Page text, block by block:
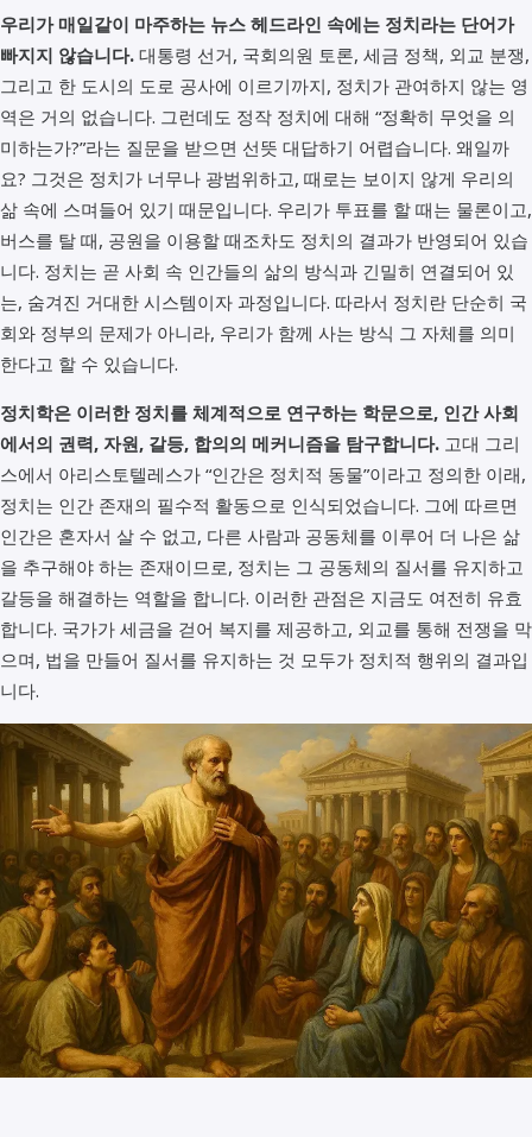
용어공부
우리가 매일같이 마주하는 뉴스 헤드라인 속에는 정치라는 단어가
빠지지 않습니다. 대통령 선거, 국회의원 토론, 세금 정책, 외교 분쟁,
그리고 한 도시의 도로 공사에 이르기까지, 정치가 관여하지 않는 영
역은 거의 없습니다. 그런데도 정작 정치에 대해 “정확히 무엇을 의
미하는가?”라는 질문을 받으면 선뜻 대답하기 어렵습니다. 왜일까
요? 그것은 정치가 너무나 광범위하고, 때로는 보이지 않게 우리의
삶 속에 스며들어 있기 때문입니다. 우리가 투표를 할 때는 물론이고,
버스를 탈 때, 공원을 이용할 때조차도 정치의 결과가 반영되어 있습
니다. 정치는 곧 사회 속 인간들의 삶의 방식과 긴밀히 연결되어 있
는, 숨겨진 거대한 시스템이자 과정입니다. 따라서 정치란 단순히 국
회와 정부의 문제가 아니라, 우리가 함께 사는 방식 그 자체를 의미
한다고 할 수 있습니다.
정치학은 이러한 정치를 체계적으로 연구하는 학문으로, 인간 사회
에서의 권력, 자원, 갈등, 합의의 메커니즘을 탐구합니다. 고대 그리
스에서 아리스토텔레스가 “인간은 정치적 동물”이라고 정의한 이래,
정치는 인간 존재의 필수적 활동으로 인식되었습니다. 그에 따르면
인간은 혼자서 살 수 없고, 다른 사람과 공동체를 이루어 더 나은 삶
을 추구해야 하는 존재이므로, 정치는 그 공동체의 질서를 유지하고
갈등을 해결하는 역할을 합니다. 이러한 관점은 지금도 여전히 유효
합니다. 국가가 세금을 걷어 복지를 제공하고, 외교를 통해 전쟁을 막
으며, 법을 만들어 질서를 유지하는 것 모두가 정치적 행위의 결과입
니다.